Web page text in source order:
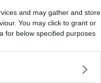
and may gather and store
You may click to grant or
for below specified purposes